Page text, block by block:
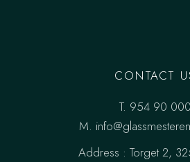
CONTACT
T. 954 90 000
M.
Address :Torget 2,